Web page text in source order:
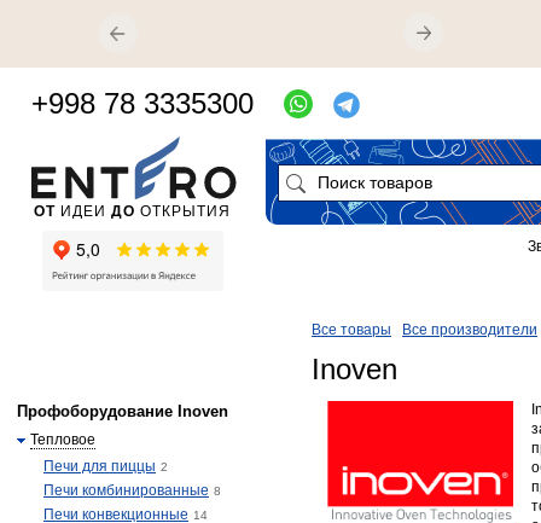
Все товары Все производители
Inoven
Профоборудование Inoven
Тепловое
Печи для пиццы 2
Печи комбинированные 8
Печи конвекционные 14
ОТ ИДЕИ ДО ОТКРЫТИЯ
+998 78 3335300